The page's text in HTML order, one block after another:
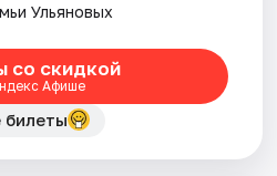
Ульяновых
со скидкой
Афише
билеты